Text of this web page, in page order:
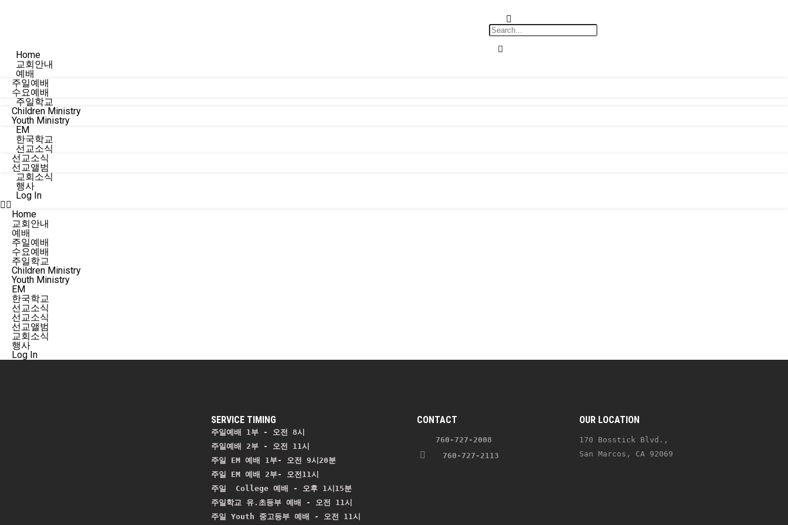
Home
교회안내
예배
주일예배
수요예배
주일학교
Children Ministry
Youth Ministry
EM
한국학교
선교소식
선교소식
선교앨범
교회소식
행사
Log In
Home
교회안내
예배
주일예배
수요예배
주일학교
Children Ministry
Youth Ministry
EM
한국학교
선교소식
선교소식
선교앨범
교회소식
행사
Log In
SERVICE TIMING
주일예배 1부 - 오전 8시
주일예배 2부 - 오전 11시
주일 EM 예배 1부- 오전 9시20분
주일 EM 예배 2부- 오전11시
주일  College 예배 - 오후 1시15분
주일학교 유.초등부 예배 - 오전 11시
주일 Youth 중고등부 예배 - 오전 11시
CONTACT
760-727-2008
760-727-2113
OUR LOCATION
170 Bosstick Blvd.,
San Marcos, CA 92069